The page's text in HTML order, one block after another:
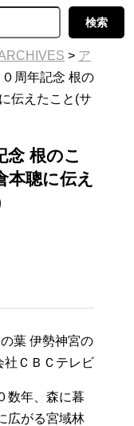
> ア
周年記念 根の
伝えたこと(サ
念 根のこ
本聰に伝え
葉 伊勢神宮の
社ＣＢＣテレビ
数年、森に暮
広がる宮域林